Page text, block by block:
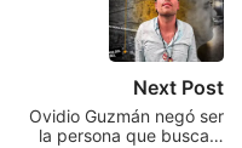
Next Post
Ovidio Guzmán negó ser
la persona que busca…